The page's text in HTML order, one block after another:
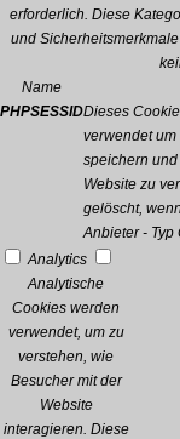
erforderlich. Diese
und
Name
PHPSESSIDDieses
verwendet
speichern
Website zu
gelöscht,
Anbieter - Typ
Analytics
Analytische
Cookies werden
verwendet, um zu
verstehen, wie
Besucher mit der
Website
interagieren. Diese